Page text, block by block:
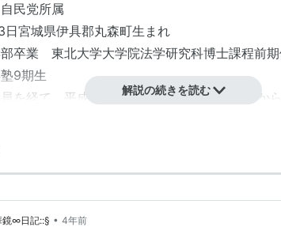
民党所属
日宮城県伊具郡丸森町生まれ
部卒業 東北大学大学院法学研究科博士課程前
9期生
を経て、平成17年4月の補欠選挙で 宮城2区か
解説の続きを読む
鏡∞日記::§ • 4年前